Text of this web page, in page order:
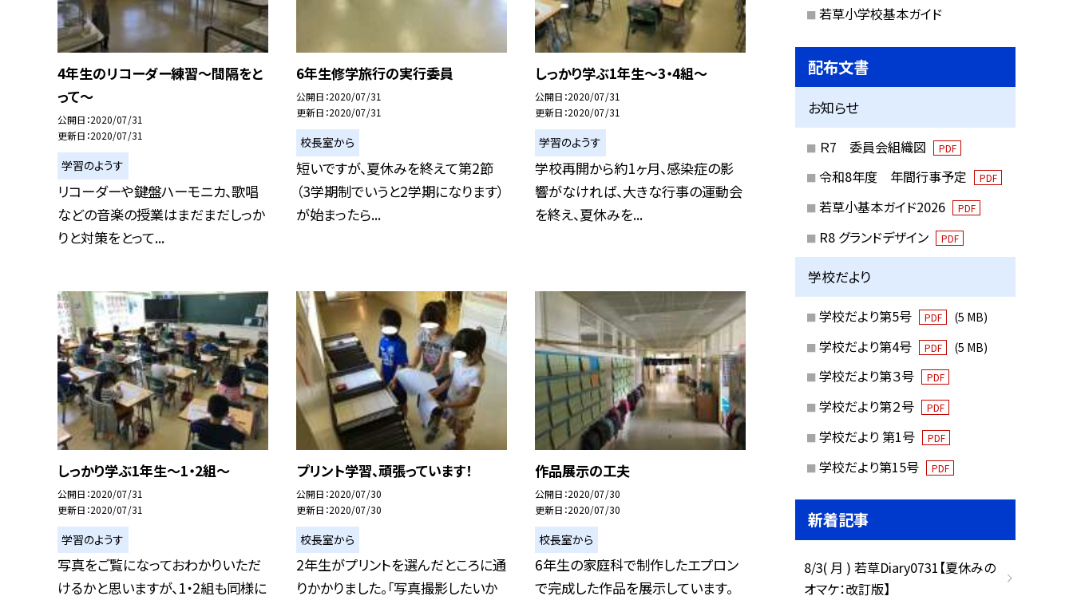
4年生のリコーダー練習〜間隔をと
って〜
公開日 2020/07/31
更新日 2020/07/31
学習のようす
リコーダーや鍵盤ハーモニカ、歌唱
などの音楽の授業はまだまだしっか
りと対策をとって...
6年生修学旅行の実行委員
公開日 2020/07/31
更新日 2020/07/31
校長室から
短いですが、夏休みを終えて第2節
（3学期制でいうと2学期になります）
が始まったら...
しっかり学ぶ1年生〜3・4組〜
公開日 2020/07/31
更新日 2020/07/31
学習のようす
学校再開から約1ヶ月、感染症の影
響がなければ、大きな行事の運動会
を終え、夏休みを...
しっかり学ぶ1年生〜1・2組〜
公開日 2020/07/31
更新日 2020/07/31
学習のようす
写真をご覧になっておわかりいただ
けるかと思いますが、1・2組も同様に
プリント学習、頑張っています！
公開日 2020/07/30
更新日 2020/07/30
校長室から
2年生がプリントを選んだところに通
りかかりました。「写真撮影したいか
作品展示の工夫
公開日 2020/07/30
更新日 2020/07/30
校長室から
6年生の家庭科で制作したエプロン
で完成した作品を展示しています。
若草小学校基本ガイド
配布文書
お知らせ
Ｒ7 委員会組織図 PDF
令和8年度 年間行事予定 PDF
若草小基本ガイド2026 PDF
R8 グランドデザイン PDF
学校だより
学校だより第5号 PDF (5 MB)
学校だより第4号 PDF (5 MB)
学校だより第３号 PDF
学校だより第２号 PDF
学校だより 第1号 PDF
学校だより第15号 PDF
新着記事
8/3( 月 ) 若草Diary0731【夏休みの
オマケ：改訂版】